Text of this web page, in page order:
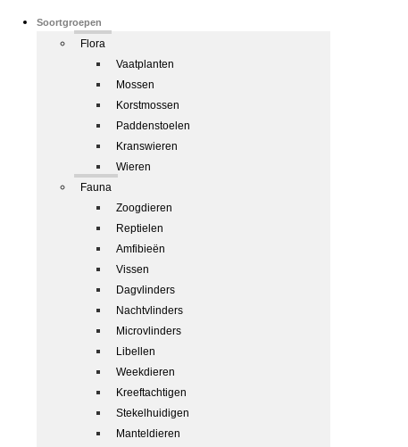
Soortgroepen
Flora
Vaatplanten
Mossen
Korstmossen
Paddenstoelen
Kranswieren
Wieren
Fauna
Zoogdieren
Reptielen
Amfibieën
Vissen
Dagvlinders
Nachtvlinders
Microvlinders
Libellen
Weekdieren
Kreeftachtigen
Stekelhuidigen
Manteldieren